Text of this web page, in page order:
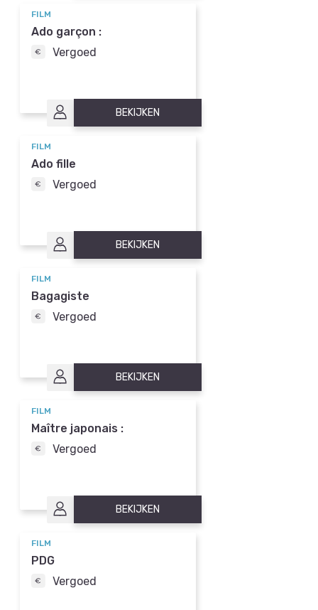
FILM
Ado garçon :
Vergoed
BEKIJKEN
FILM
Ado fille
Vergoed
BEKIJKEN
FILM
Bagagiste
Vergoed
BEKIJKEN
FILM
Maître japonais :
Vergoed
BEKIJKEN
FILM
PDG
Vergoed